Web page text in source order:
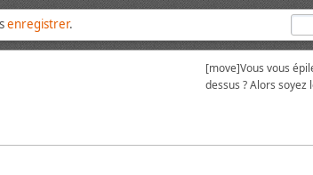
enregistrer.
[move]Vous vous
dessus ? Alors